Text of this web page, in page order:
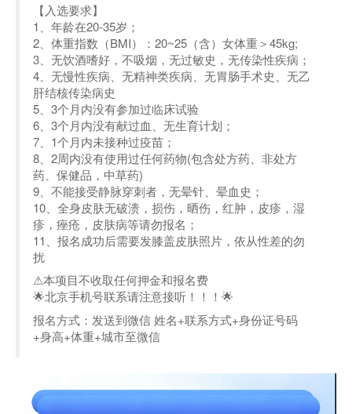
【入选要求】
1、年龄在20-35岁；
2、体重指数（BMI）：20~25（含）女体重＞45kg;
3、无饮酒嗜好，不吸烟，无过敏史，无传染性疾病；
4、无慢性疾病、无精神类疾病、无胃肠手术史、无乙
肝结核传染病史
5、3个月内没有参加过临床试验
6、3个月内没有献过血、无生育计划；
7、1个月内未接种过疫苗；
8、2周内没有使用过任何药物(包含处方药、非处方
药、保健品，中草药)
9、不能接受静脉穿刺者，无晕针、晕血史；
10、全身皮肤无破溃，损伤，晒伤，红肿，皮疹，湿
疹，痤疮，皮肤病等请勿报名；
11、报名成功后需要发膝盖皮肤照片，依从性差的勿
扰
⚠本项目不收取任何押金和报名费
🌟北京手机号联系请注意接听！！！🌟
报名方式：发送到微信 姓名+联系方式+身份证号码
+身高+体重+城市至微信